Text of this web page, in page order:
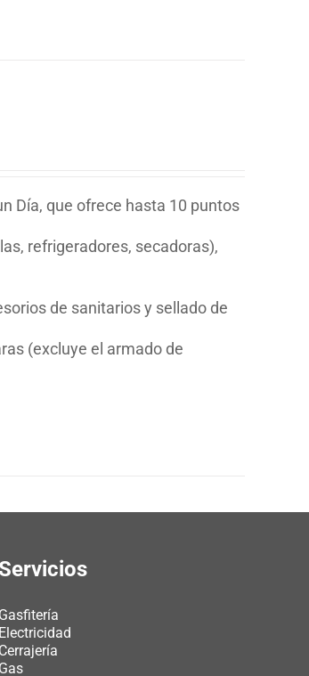
Día, que ofrece hasta 10 puntos
refrigeradores, secadoras),
de sanitarios y sellado de
(excluye el armado de
Servicios
Gasfitería
Electricidad
Cerrajería
Gas